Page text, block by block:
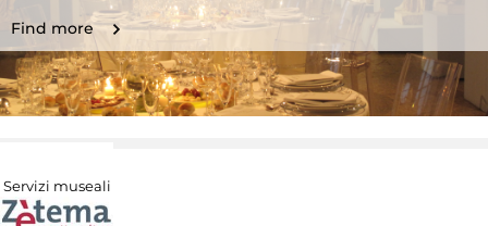
Find more
Servizi museali